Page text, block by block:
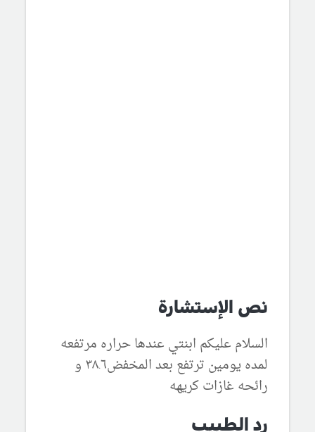
نص الإستشارة
السلام عليكم ابنتي عندها حراره مرتفعه
لمده يومين ترتفع بعد المخفض٣٨.٦ و
رائحه غازات كريهه
رد الطبيب